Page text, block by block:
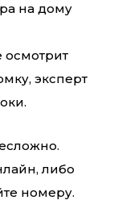
на дому
эксперт
либо
номеру.